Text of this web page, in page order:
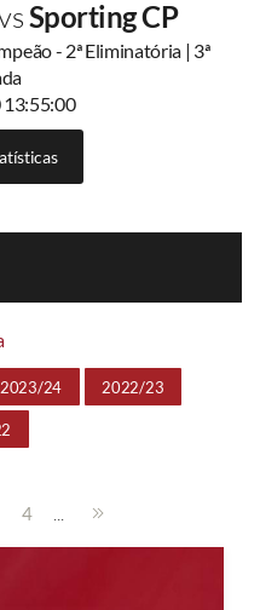
Sporting CP
- 2ª Eliminatória | 3ª
2023/24 2022/23
4 ...